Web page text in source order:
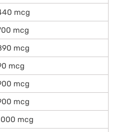
mcg
mcg
mcg
mcg
mcg
mcg
mcg